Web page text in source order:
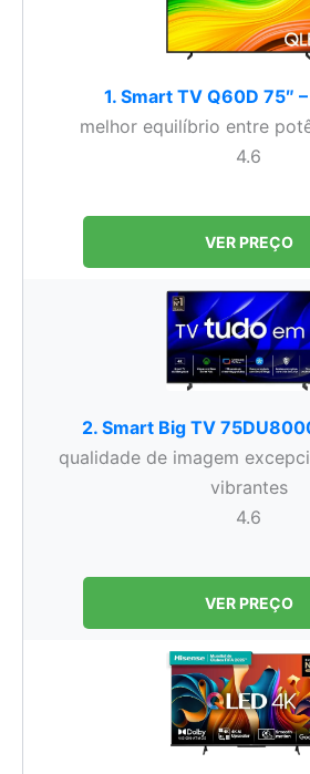
1. Smart TV Q60D 75″
melhor equilíbrio entre
4.6
VER PREÇO
2. Smart Big TV
qualidade de imagem
vibrantes
4.6
VER PREÇO